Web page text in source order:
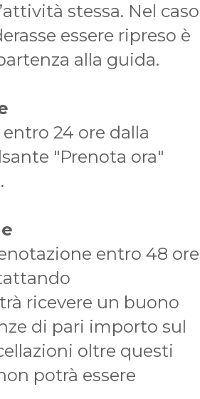
stessa. Nel caso
essere ripreso è
alla guida.
24 ore dalla
"Prenota ora"
entro 48 ore
ricevere un buono
di pari importo sul
oltre questi
potrà essere